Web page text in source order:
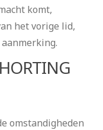
komt,
het vorige lid,
omstandigheden